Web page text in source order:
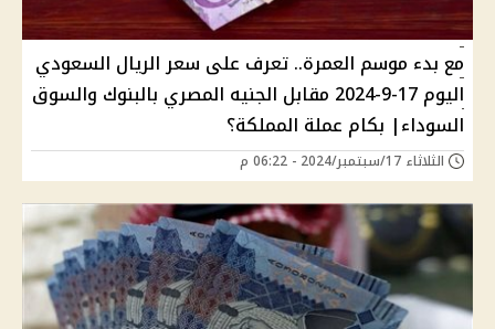
مع بدء موسم العمرة.. تعرف على سعر الريال السعودي
اليوم 17-9-2024 مقابل الجنيه المصري بالبنوك والسوق
السوداء| بكام عملة المملكة؟
الثلاثاء 17/سبتمبر/2024 - 06:22 م